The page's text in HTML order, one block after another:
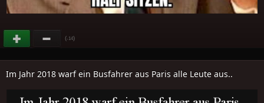
(-14)
Im Jahr 2018 warf ein Busfahrer aus Paris alle Leute aus..